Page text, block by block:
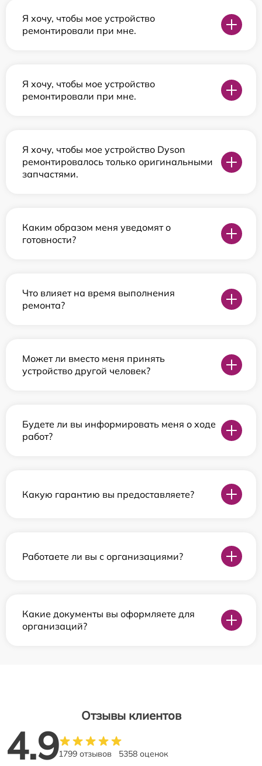
Я хочу, чтобы мое устройство
ремонтировали при мне.
Я хочу, чтобы мое устройство
ремонтировали при мне.
Я хочу, чтобы мое устройство Dyson
ремонтировалось только оригинальными
запчастями.
Каким образом меня уведомят о
готовности?
Что влияет на время выполнения
ремонта?
Может ли вместо меня принять
устройство другой человек?
Будете ли вы информировать меня о ходе
работ?
Какую гарантию вы предоставляете?
Работаете ли вы с организациями?
Какие документы вы оформляете для
организаций?
Отзывы клиентов
4.91799 отзывов 5358 оценок